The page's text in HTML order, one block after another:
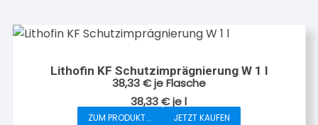
Lithofin KF Schutzimprägnierung W 1 l
38,33€je Flasche
38,33€jel
ZUM PRODUKT... JETZT KAUFEN